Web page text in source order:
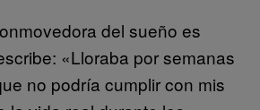
del sueño es
«Lloraba por semanas
no podría cumplir con mis